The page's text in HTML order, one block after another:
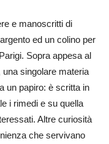
e manoscritti di
ed un colino per
Sopra appesa al
singolare materia
un papiro: è scritta in
i rimedi e su quella
Altre curiosità
che servivano